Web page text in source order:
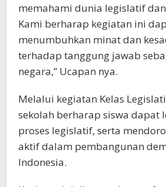
memahami dunia legislatif
Kami berharap kegiatan ini
menumbuhkan minat dan
terhadap tanggung jawab
negara,” Ucapan nya.
Melalui kegiatan Kelas
sekolah berharap siswa dapat
proses legislatif, serta
aktif dalam pembangunan
Indonesia.